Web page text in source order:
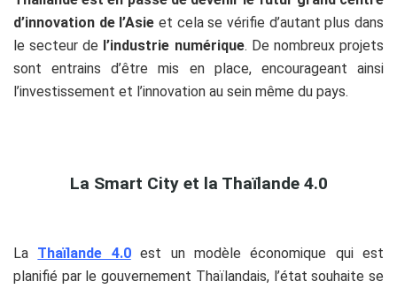
d’innovation de l’Asie et cela se vérifie d’autant plus dans
le secteur de l’industrie numérique. De nombreux projets
sont entrains d’être mis en place, encourageant ainsi
l’investissement et l’innovation au sein même du pays.
La Smart City et la Thaïlande 4.0
La Thaïlande 4.0est un modèle économique qui est
planifié par le gouvernement Thaïlandais, l’état souhaite se